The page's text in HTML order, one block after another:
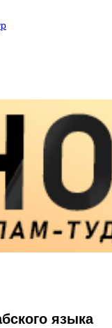
языка